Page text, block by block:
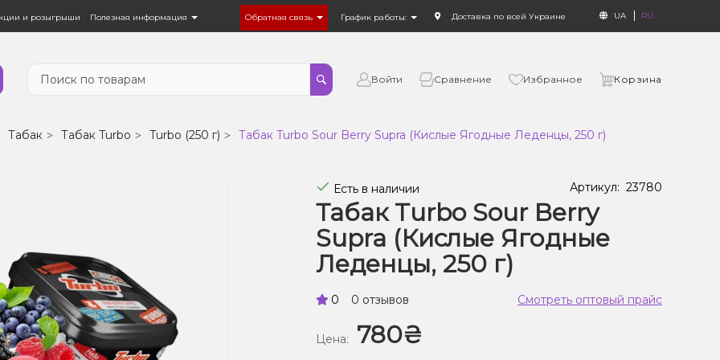
и розыгрыши Полезная информация Обратная связь График работы: Доставка по всей Украине UA RU
Войти Сравнение Избранное Корзина
Табак Табак Turbo Turbo (250 г) Табак Turbo Sour Berry Supra (Кислые Ягодные Леденцы, 250 г)
Есть в наличии Артикул: 23780
Табак Turbo Sour Berry
Supra (Кислые Ягодные
Леденцы, 250 г)
0 0 отзывов Смотреть оптовый прайс
Цена: 780₴